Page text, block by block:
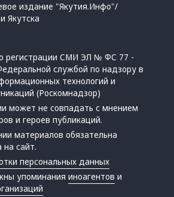
издание "Якутия.Инфо"/
Якутска
регистрации СМИ ЭЛ № ФС 77 -
службой по надзору в
технологий и
(Роскомнадзор)
может не совпадать с мнением
и героев публикаций.
материалов обязательна
на сайт.
персональных данных
упоминанияиноагентов и